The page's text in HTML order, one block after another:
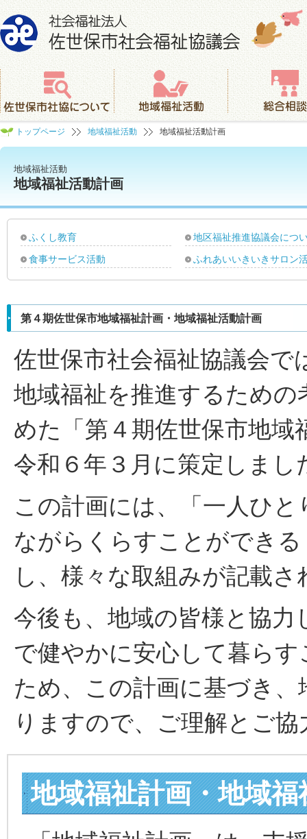
社会福祉法人 佐世保市社会福祉協議会
佐世保市社協について
地域福祉活動
総合相談
トップページ
地域福祉活動 地域福祉活動計画
地域福祉活動
地域福祉活動計画
ふくし教育
地区福祉推進協議会につ
食事サービス活動
ふれあいいきいきサロン
第４期佐世保市地域福祉計画・地域福祉活動計画
佐世保市社会福祉協議会で
地域福祉を推進するため
めた「第４期佐世保市地域
令和６年３月に策定しまし
この計画には、「一人ひ
ながらくらすことができ
し、様々な取組みが記載
今後も、地域の皆様と協
で健やかに安心して暮ら
ため、この計画に基づき
りますので、ご理解とご
地域福祉計画・地域